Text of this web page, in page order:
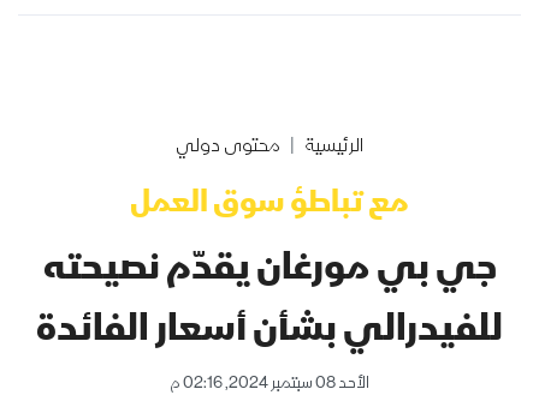
الرئيسية محتوى دولي
مع تباطؤ سوق العمل
جي بي مورغان يقدّم نصيحته
للفيدرالي بشأن أسعار الفائدة
الأحد 08 سبتمبر 2024, 02:16 م